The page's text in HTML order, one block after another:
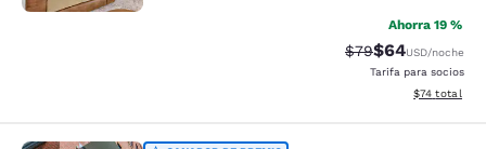
Ahorra 19 %
Precio tachado:
$79Precio con
$64USD/noche
Tarifa para socios
Ver detalles
$74 total